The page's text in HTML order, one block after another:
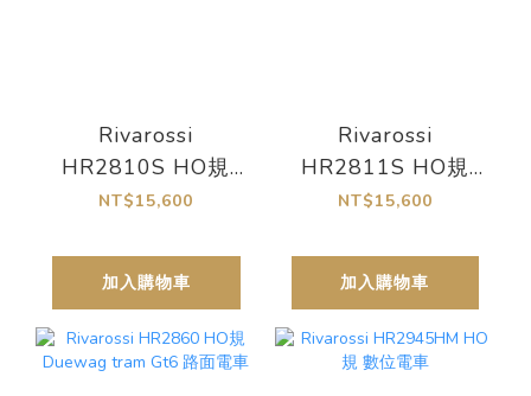
Rivarossi
HR2810S HO規
class 55.25, DR 數
NT$15,600
加入購物車
Rivarossi
HR2811S HO規
Gr. 460, FS 數位音
NT$15,600
加入購物車